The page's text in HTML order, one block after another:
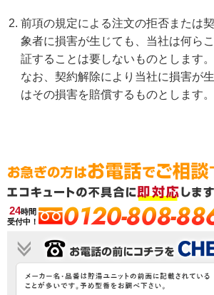
前項の規定による注文の拒否または
象者に損害が生じても、当社は何ら
証することは要しないものとします。
なお、契約解除により当社に損害が
はその損害を賠償するものとします。
24時間
受付中！
0120-808-